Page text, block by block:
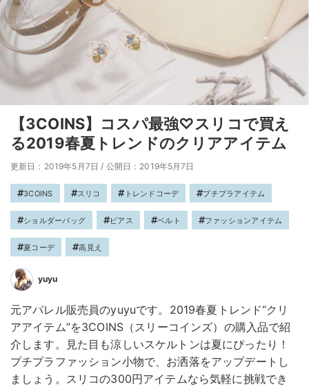
【3COINS】コスパ最強♡スリコで買え
る2019春夏トレンドのクリアアイテム
更新日：2019年5月7日 / 公開日：2019年5月7日
3COINS スリコ トレンドコーデ プチプラアイテム
ショルダーバッグ ピアス ベルト ファッションアイテム
夏コーデ 高見え
yuyu
元アパレル販売員のyuyuです。2019春夏トレンド“クリ
アアイテム”を3COINS（スリーコインズ）の購入品で紹
介します。見た目も涼しいスケルトンは夏にぴったり！
プチプラファッション小物で、お洒落をアップデートし
ましょう。スリコの300円アイテムなら気軽に挑戦でき